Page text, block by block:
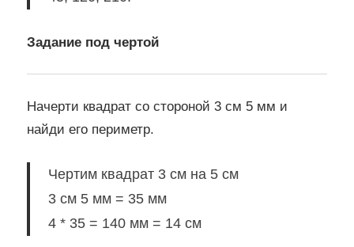
Задание под чертой
Начерти квадрат со стороной 3 см 5 мм и
найди его периметр.
Чертим квадрат 3 см на 5 см
3 см 5 мм = 35 мм
4 * 35 = 140 мм = 14 см